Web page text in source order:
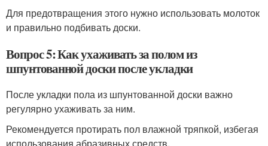
Для предотвращения этого нужно использовать молоток
и правильно подбивать доски.
Вопрос 5: Как ухаживать за полом из
шпунтованной доски после укладки
После укладки пола из шпунтованной доски важно
регулярно ухаживать за ним.
Рекомендуется протирать пол влажной тряпкой, избегая